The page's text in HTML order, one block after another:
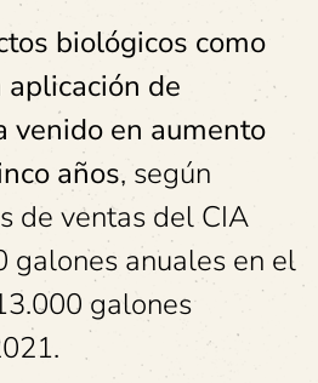
biológicos como
de
venido en aumento
años, según
de ventas del CIA
galones anuales en el
galones